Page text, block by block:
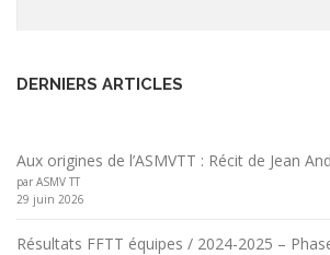
DERNIERS ARTICLES
Aux origines de l’ASMVTT : Récit de Jean
par ASMV TT
29 juin 2026
Résultats FFTT équipes / 2024-2025 –